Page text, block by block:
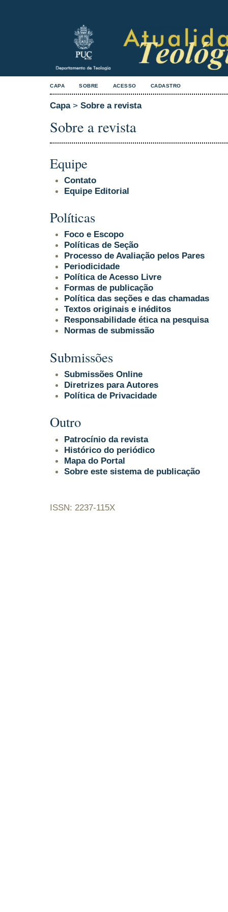
CAPA SOBRE ACESSO CADASTRO
Capa> Sobre a revista
Sobre a revista
Equipe
Contato
Equipe Editorial
Políticas
Foco e Escopo
Políticas de Seção
Processo de Avaliação pelos Pares
Periodicidade
Política de Acesso Livre
Formas de publicação
Política das seções e das chamadas
Textos originais e inéditos
Responsabilidade ética na pesquisa
Normas de submissão
Submissões
Submissões Online
Diretrizes para Autores
Política de Privacidade
Outro
Patrocínio da revista
Histórico do periódico
Mapa do Portal
Sobre este sistema de publicação
ISSN: 2237-115X